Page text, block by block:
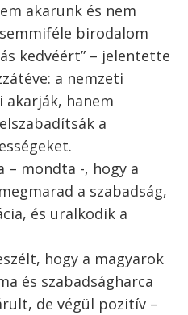
akarunk és nem
birodalom
kedvéért” – jelentette
a nemzeti
hanem
a
mondta -, hogy a
a szabadság,
és uralkodik a
hogy a magyarok
és szabadságharca
de végül pozitív –